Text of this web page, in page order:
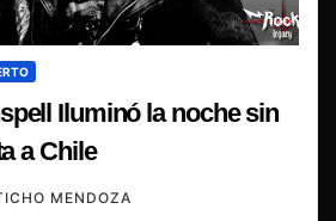
Iluminó la noche sin
a Chile
MENDOZA